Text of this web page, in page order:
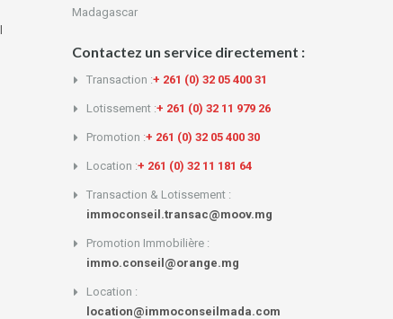
Madagascar
Contactez un service directement :
Transaction :+ 261 (0) 32 05 400 31
Lotissement :+ 261 (0) 32 11 979 26
Promotion :+ 261 (0) 32 05 400 30
Location :+ 261 (0) 32 11 181 64
Transaction & Lotissement :
immoconseil.transac@moov.mg
Promotion Immobilière :
immo.conseil@orange.mg
Location :
location@immoconseilmada.com